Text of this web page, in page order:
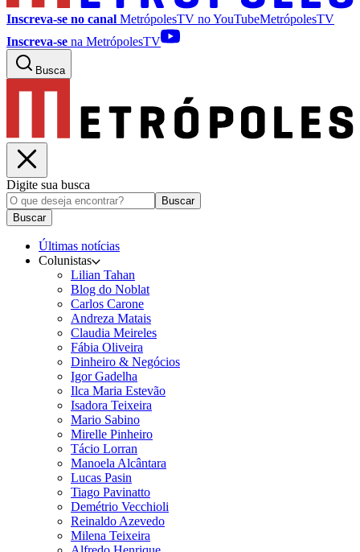
Inscreva-se no canal MetrópolesTV noYouTubeMetrópolesTV
Inscreva-se na MetrópolesTV
Busca
Digite sua busca
Buscar
Buscar
Últimas notícias
Colunistas
Lilian Tahan
Blog do Noblat
Carlos Carone
Andreza Matais
Claudia Meireles
Fábia Oliveira
Dinheiro & Negócios
Igor Gadelha
Ilca Maria Estevão
Isadora Teixeira
Mario Sabino
Mirelle Pinheiro
Tácio Lorran
Manoela Alcântara
Lucas Pasin
Tiago Pavinatto
Demétrio Vecchioli
Reinaldo Azevedo
Milena Teixeira